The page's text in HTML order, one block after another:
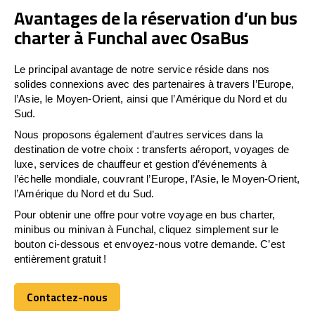
Avantages de la réservation d’un bus
charter à Funchal avec OsaBus
Le principal avantage de notre service réside dans nos
solides connexions avec des partenaires à travers l’Europe,
l’Asie, le Moyen-Orient, ainsi que l’Amérique du Nord et du
Sud.
Nous proposons également d’autres services dans la
destination de votre choix : transferts aéroport, voyages de
luxe, services de chauffeur et gestion d’événements à
l’échelle mondiale, couvrant l’Europe, l’Asie, le Moyen-Orient,
l’Amérique du Nord et du Sud.
Pour obtenir une offre pour votre voyage en bus charter,
minibus ou minivan à Funchal, cliquez simplement sur le
bouton ci-dessous et envoyez-nous votre demande. C’est
entièrement gratuit !
Contactez-nous
Contactez-nous